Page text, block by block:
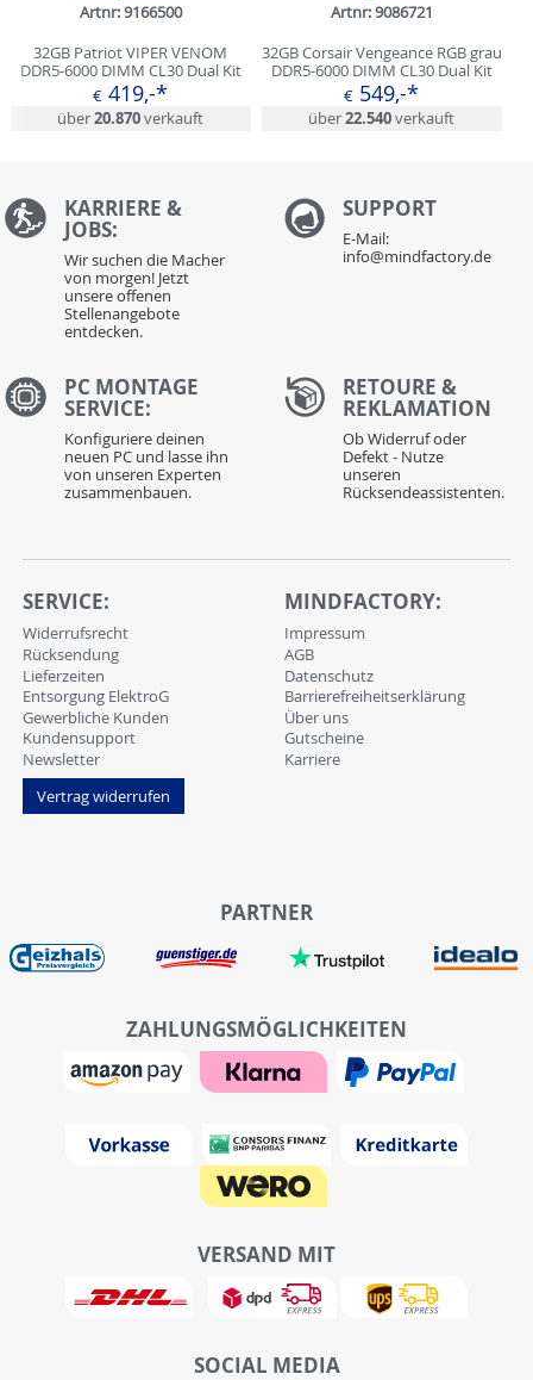
Artnr: 9166500
32GB Patriot VIPER VENOM
DDR5-6000 DIMM CL30 Dual Kit
€ 419,-*
über20.870verkauft
Artnr: 9086721
32GB Corsair Vengeance RGB grau
DDR5-6000 DIMM CL30 Dual Kit
€ 549,-*
über22.540verkauft
KARRIERE &
JOBS:
Wir suchen die Macher
von morgen! Jetzt
unsere offenen
Stellenangebote
entdecken.
SUPPORT
E-Mail:
info@mindfactory.de
PC MONTAGE
SERVICE:
Konfiguriere deinen
neuen PC und lasse ihn
von unseren Experten
zusammenbauen.
RETOURE &
REKLAMATION
Ob Widerruf oder
Defekt - Nutze
unseren
Rücksendeassistenten.
SERVICE:
Widerrufsrecht
Rücksendung
Lieferzeiten
Entsorgung ElektroG
Gewerbliche Kunden
Kundensupport
Newsletter
Vertrag widerrufen
MINDFACTORY:
Impressum
AGB
Datenschutz
Barrierefreiheitserklärung
Über uns
Gutscheine
Karriere
PARTNER
ZAHLUNGSMÖGLICHKEITEN
VERSAND MIT
SOCIAL MEDIA